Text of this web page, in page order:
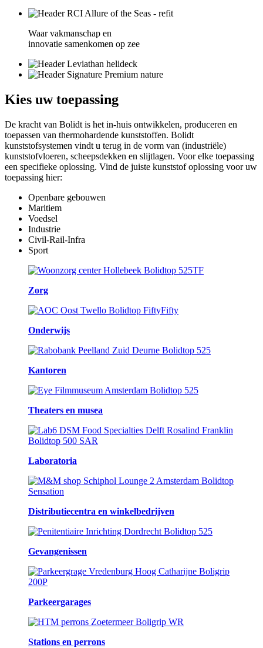
Waar vakmanschap en
innovatie samenkomen op zee
Kies uw toepassing
De kracht van Bolidt is het in-huis ontwikkelen, produceren en
toepassen van thermohardende kunststoffen. Bolidt
kunststofsystemen vindt u terug in de vorm van (industriële)
kunststofvloeren, scheepsdekken en slijtlagen. Voor elke toepassing
een specifieke oplossing. Vind de juiste kunststof oplossing voor uw
toepassing hier:
Openbare gebouwen
Maritiem
Voedsel
Industrie
Civil-Rail-Infra
Sport
Zorg
Onderwijs
Kantoren
Theaters en musea
Laboratoria
Distributiecentra en winkelbedrijven
Gevangenissen
Parkeergarages
Stations en perrons